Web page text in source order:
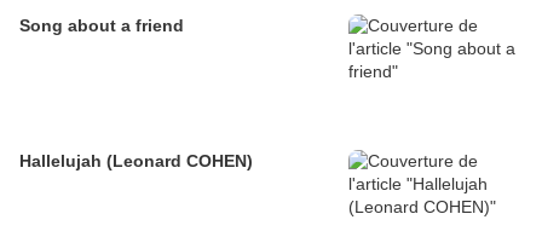
Song about a friend
Hallelujah (Leonard COHEN)